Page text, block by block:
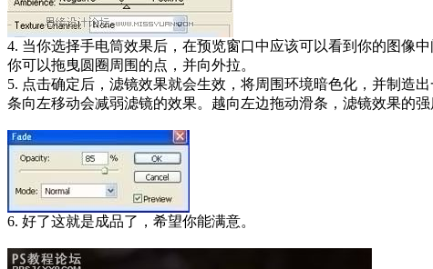
4. 当你选择手电筒效果后，在预览窗口中应该可以看到你的图像
你可以拖曳圆圈周围的点，并向外拉。
5. 点击确定后，滤镜效果就会生效，将周围环境暗色化，并制造
条向左移动会减弱滤镜的效果。越向左边拖动滑条，滤镜效果的强
6. 好了这就是成品了，希望你能满意。